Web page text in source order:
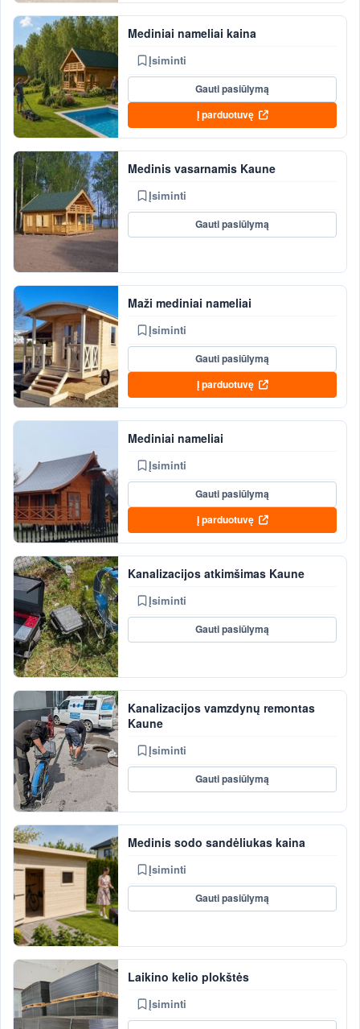
Mediniai nameliai kaina
Įsiminti
Gauti pasiūlymą
Į parduotuvę
Medinis vasarnamis Kaune
Įsiminti
Gauti pasiūlymą
Maži mediniai nameliai
Įsiminti
Gauti pasiūlymą
Į parduotuvę
Mediniai nameliai
Įsiminti
Gauti pasiūlymą
Į parduotuvę
Kanalizacijos atkimšimas Kaune
Įsiminti
Gauti pasiūlymą
Kanalizacijos vamzdynų remontas
Kaune
Įsiminti
Gauti pasiūlymą
Medinis sodo sandėliukas kaina
Įsiminti
Gauti pasiūlymą
Laikino kelio plokštės
Įsiminti